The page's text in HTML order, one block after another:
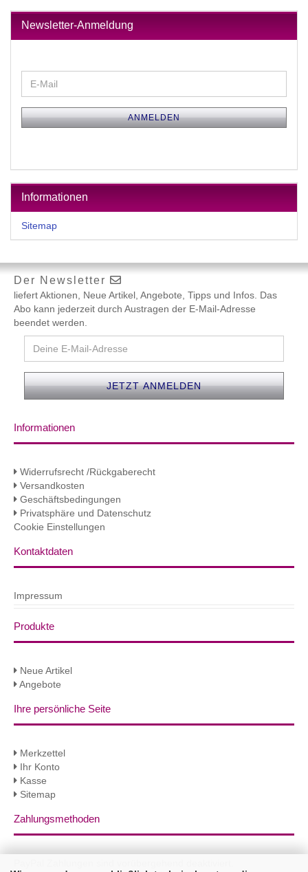
Newsletter-Anmeldung
ZUR
ANMELDUNG
E-
Mail
ANMELDEN
Informationen
Sitemap
Der Newsletter
liefert Aktionen, Neue Artikel, Angebote, Tipps und Infos. Das
Abo kann jederzeit durch Austragen der E-Mail-Adresse
beendet werden.
Informationen
Widerrufsrecht /Rückgaberecht
Versandkosten
Geschäftsbedingungen
Privatsphäre und Datenschutz
Cookie Einstellungen
Kontaktdaten
Impressum
Produkte
Neue Artikel
Angebote
Ihre persönliche Seite
Merkzettel
Ihr Konto
Kasse
Sitemap
Zahlungsmethoden